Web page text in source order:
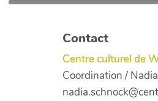
Contact
Centre culturel de
Coordination /